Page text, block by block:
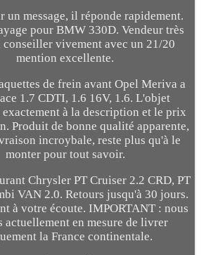
un message, il réponde rapidement.
pour BMW 330D. Vendeur très
conseiller vivement avec un 21/20
mention excellente.
de frein avant Opel Meriva a
1.7 CDTI, 1.6 16V, 1.6. L'objet
à la description et le prix
Produit de bonne qualité apparente,
incroybale, reste plus qu'à le
monter pour tout savoir.
Chrysler PT Cruiser 2.2 CRD, PT
VAN 2.0. Retours jusqu'à 30 jours.
à votre écoute. IMPORTANT : nous
actuellement en mesure de livrer
la France continentale.